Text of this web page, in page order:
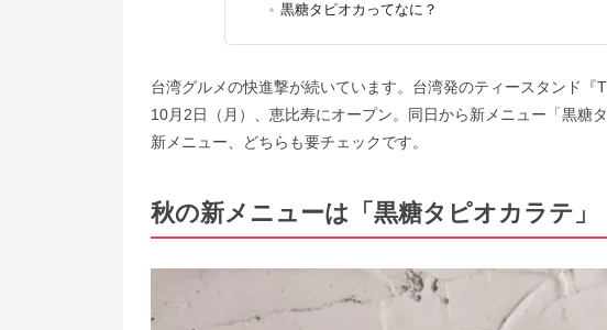
黒糖タピオカってなに？
台湾グルメの快進撃が続いています。台湾発のティースタンド
10月2日（月）、恵比寿にオープン。同日から新メニュー「黒糖
新メニュー、どちらも要チェックです。
秋の新メニューは「黒糖タピオカラテ」